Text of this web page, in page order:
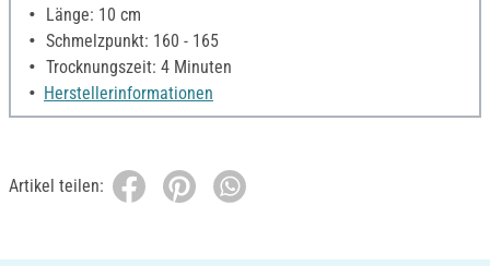
Länge: 10 cm
Schmelzpunkt: 160 - 165
Trocknungszeit: 4 Minuten
Herstellerinformationen
Artikel teilen: